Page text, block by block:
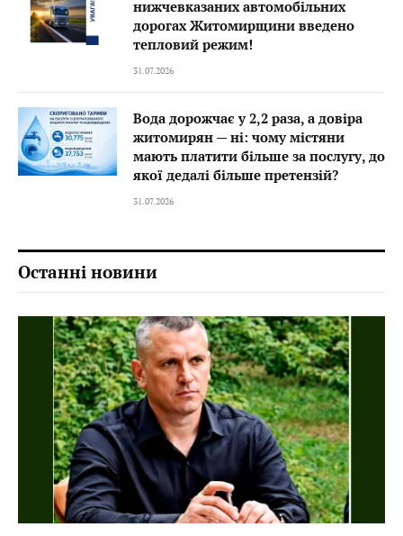
нижчевказаних автомобільних
дорогах Житомирщини введено
тепловий режим!
31.07.2026
Вода дорожчає у 2,2 раза, а довіра
житомирян — ні: чому містяни
мають платити більше за послугу, до
якої дедалі більше претензій?
31.07.2026
Останні новини